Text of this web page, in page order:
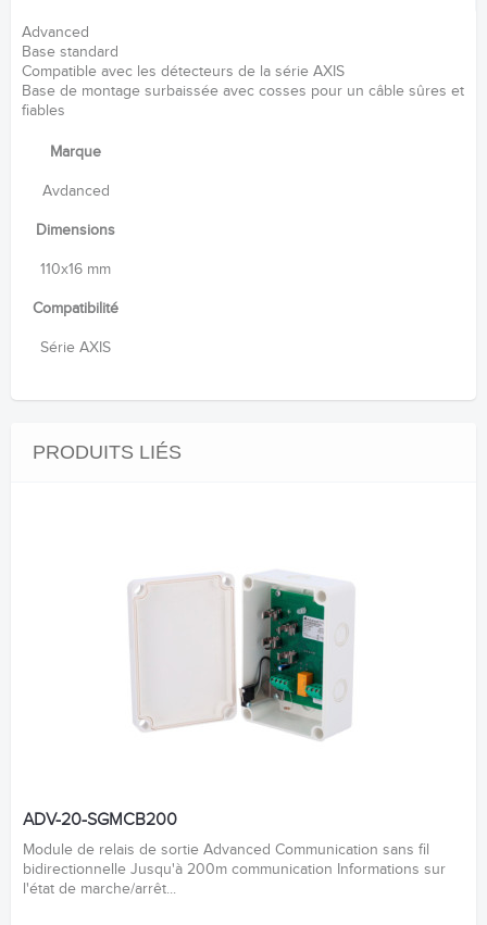
Advanced
Base standard
Compatible avec les détecteurs de la série AXIS
Base de montage surbaissée avec cosses pour un câble sûres et
fiables
Marque
Avdanced
Dimensions
110x16 mm
Compatibilité
Série AXIS
PRODUITS LIÉS
ADV-20-SGMCB200
Module de relais de sortie Advanced Communication sans fil
bidirectionnelle Jusqu'à 200m communication Informations sur
l'état de marche/arrêt...